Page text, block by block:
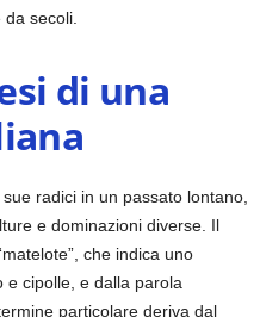
secoli.
di una
radici in un passato lontano,
e dominazioni diverse. Il
che indica uno
e cipolle, e dalla parola
particolare deriva dal